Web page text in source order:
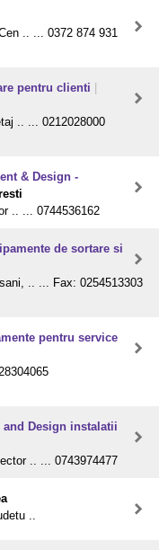
.. ... 0372 874 931
pentru clienti
.. ... 0212028000
& Design -
.. ... 0744536162
de sortare si
.. ... Fax: 0254513303
pentru service
Design instalatii
.. ... 0743974477
..